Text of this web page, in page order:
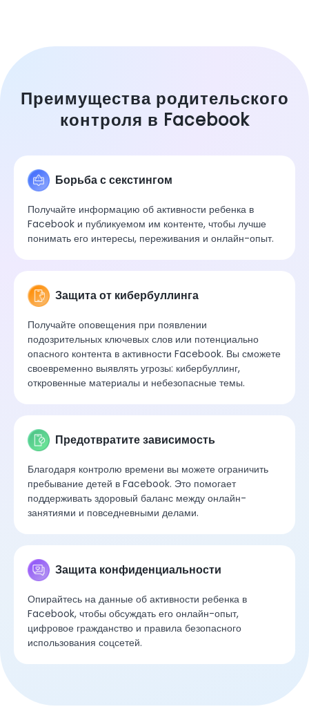
Преимущества родительского
контроля в Facebook
Борьба с секстингом
Получайте информацию об активности ребенка в
Facebook и публикуемом им контенте, чтобы лучше
понимать его интересы, переживания и онлайн-опыт.
Защита от кибербуллинга
Получайте оповещения при появлении
подозрительных ключевых слов или потенциально
опасного контента в активности Facebook. Вы сможете
своевременно выявлять угрозы: кибербуллинг,
откровенные материалы и небезопасные темы.
Предотвратите зависимость
Благодаря контролю времени вы можете ограничить
пребывание детей в Facebook. Это помогает
поддерживать здоровый баланс между онлайн-
занятиями и повседневными делами.
Защита конфиденциальности
Опирайтесь на данные об активности ребенка в
Facebook, чтобы обсуждать его онлайн-опыт,
цифровое гражданство и правила безопасного
использования соцсетей.